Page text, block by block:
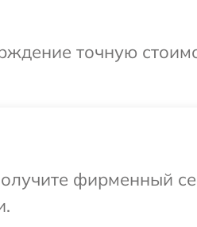
точную
фирменный